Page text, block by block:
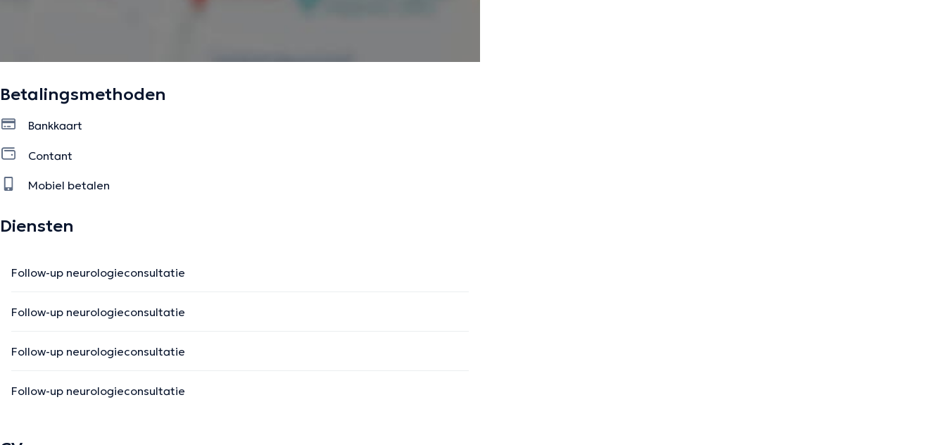
Betalingsmethoden
Bankkaart
Contant
Mobiel betalen
Diensten
Follow-up neurologieconsultatie
Follow-up neurologieconsultatie
Follow-up neurologieconsultatie
Follow-up neurologieconsultatie